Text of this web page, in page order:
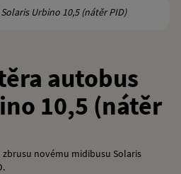
autobus
10,5 (nátěr
novému midibusu Solaris